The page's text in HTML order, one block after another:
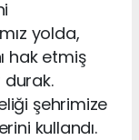
yolda,
hak etmiş
durak.
şehrimize
kullandı.